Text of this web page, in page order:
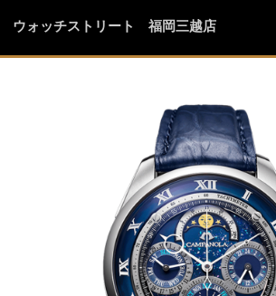
ウォッチストリート 福岡三越店